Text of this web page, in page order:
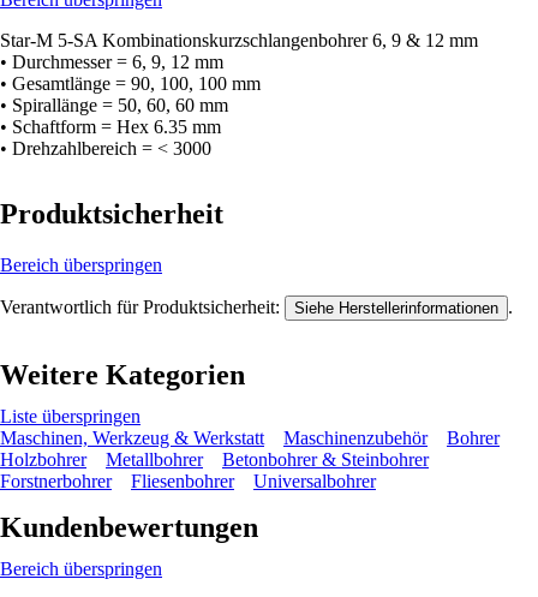
Star-M 5-SA Kombinationskurzschlangenbohrer 6, 9 & 12 mm
• Durchmesser = 6, 9, 12 mm
• Gesamtlänge = 90, 100, 100 mm
• Spirallänge = 50, 60, 60 mm
• Schaftform = Hex 6.35 mm
• Drehzahlbereich = < 3000
Produktsicherheit
Bereich überspringen
Verantwortlich für Produktsicherheit: Siehe Herstellerinformationen .
Weitere Kategorien
Liste überspringen
Maschinen, Werkzeug & Werkstatt
Maschinenzubehör
Bohrer
Holzbohrer
Metallbohrer
Betonbohrer & Steinbohrer
Forstnerbohrer
Fliesenbohrer Universalbohrer
Kundenbewertungen
Bereich überspringen